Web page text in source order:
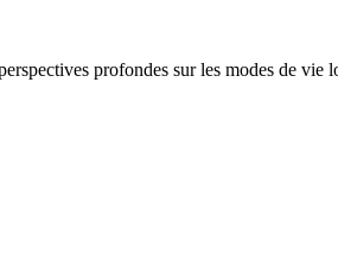
profondes sur les modes de vie